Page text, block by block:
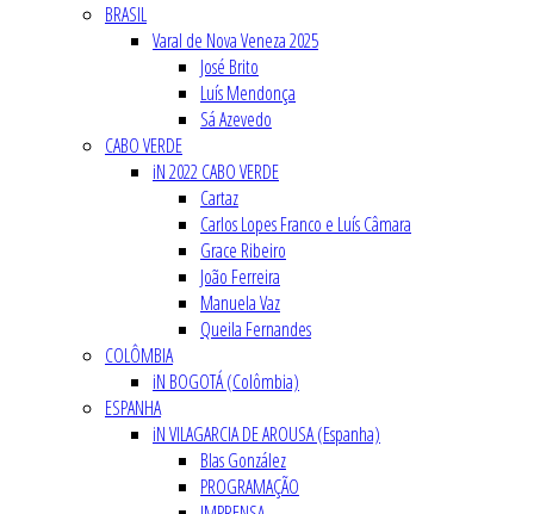
BRASIL
Varal de Nova Veneza 2025
José Brito
Luís Mendonça
Sá Azevedo
CABO VERDE
iN 2022 CABO VERDE
Cartaz
Carlos Lopes Franco e Luís Câmara
Grace Ribeiro
João Ferreira
Manuela Vaz
Queila Fernandes
COLÔMBIA
iN BOGOTÁ (Colômbia)
ESPANHA
iN VILAGARCIA DE AROUSA (Espanha)
Blas González
PROGRAMAÇÃO